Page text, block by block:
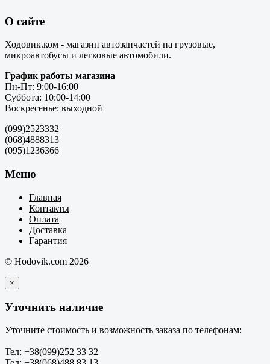
О сайте
Ходовик.ком - магазин автозапчастей на грузовые,
микроавтобусы и легковые автомобили.
График работы магазина
Пн-Пт: 9:00-16:00
Суббота: 10:00-14:00
Воскресенье: выходной
(099)2523332
(068)4888313
(095)1236366
Меню
Главная
Контакты
Оплата
Доставка
Гарантия
© Hodovik.com 2026
×
Уточнить наличие
Уточните стоимость и возможность заказа по телефонам:
Тел: +38(099)252 33 32